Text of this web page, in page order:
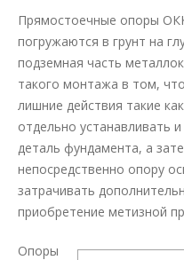
Прямостоечные опоры
погружаются в грунт на
подземная часть
такого монтажа в том,
лишние действия такие
отдельно устанавливать
деталь фундамента, а
непосредственно опору
затрачивать
приобретение метизной
Опоры